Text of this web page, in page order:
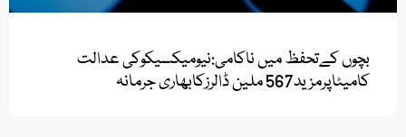
بچوں کےتحفظ میں ناکامی:نیومیکسیکوکی عدالت
کامیٹاپرمزید567 ملین ڈالرزکابھاری جرمانہ